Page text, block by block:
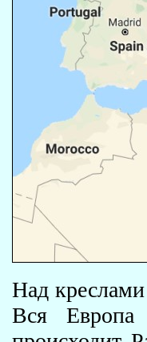
Над креслами
Вся Европа